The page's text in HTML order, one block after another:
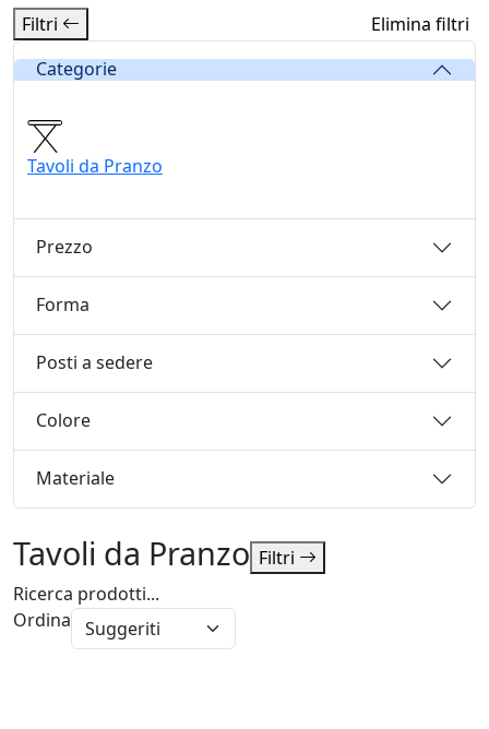
Filtri
Elimina filtri
Categorie
Tavoli da Pranzo
Prezzo
Forma
Posti a sedere
Colore
Materiale
Tavoli da Pranzo Filtri
Ricerca prodotti...
Ordina